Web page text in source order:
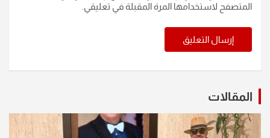
المتصفح لاستخدامها المرة المقبلة في تعليقي.
المقالات